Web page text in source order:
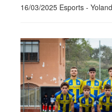
16/03/2025 Esports -